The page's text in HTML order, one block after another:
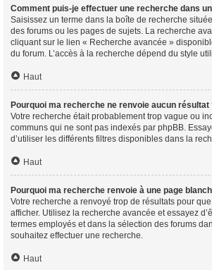
Comment puis-je effectuer une recherche dans
Saisissez un terme dans la boîte de recherche
des forums ou les pages de sujets. La recherche
cliquant sur le lien « Recherche avancée »
du forum. L’accès à la recherche dépend du style
Haut
Pourquoi ma recherche ne renvoie aucun résultat
Votre recherche était probablement trop vague ou
communs qui ne sont pas indexés par phpBB.
d’utiliser les différents filtres disponibles dans la
Haut
Pourquoi ma recherche renvoie à une page
Votre recherche a renvoyé trop de résultats pour
afficher. Utilisez la recherche avancée et essayez
termes employés et dans la sélection des forums
souhaitez effectuer une recherche.
Haut